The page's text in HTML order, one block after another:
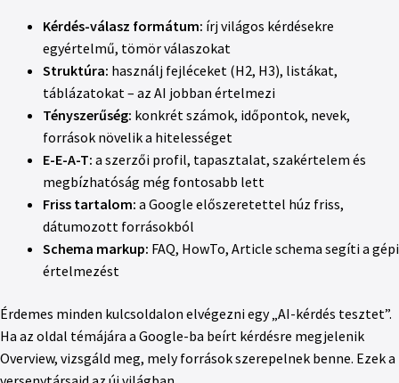
Kérdés-válasz formátum: írj világos kérdésekre
egyértelmű, tömör válaszokat
Struktúra: használj fejléceket (H2, H3), listákat,
táblázatokat – az AI jobban értelmezi
Tényszerűség: konkrét számok, időpontok, nevek,
források növelik a hitelességet
E-E-A-T: a szerzői profil, tapasztalat, szakértelem és
megbízhatóság még fontosabb lett
Friss tartalom: a Google előszeretettel húz friss,
dátumozott forrásokból
Schema markup: FAQ, HowTo, Article schema segíti a gépi
értelmezést
Érdemes minden kulcsoldalon elvégezni egy „AI-kérdés tesztet”.
Ha az oldal témájára a Google-ba beírt kérdésre megjelenik
Overview, vizsgáld meg, mely források szerepelnek benne. Ezek a